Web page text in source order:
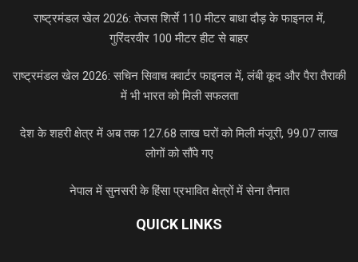
राष्ट्रमंडल खेल 2026: तेजस शिर्से 110 मीटर बाधा दौड़ के फाइनल में,
गुरिंदरवीर 100 मीटर हीट से बाहर
राष्ट्रमंडल खेल 2026: सचिन सिवाच क्वार्टर फाइनल में, लंबी कूद और पैरा तैराकी
में भी भारत को मिली सफलता
देश के शहरी क्षेत्र में अब तक 127.68 लाख घरों को मिली मंजूरी, 99.07 लाख
लोगों को सौंपे गए
नेपाल में सुनसरी के हिंसा प्रभावित क्षेत्रों में सेना तैनात
QUICK LINKS